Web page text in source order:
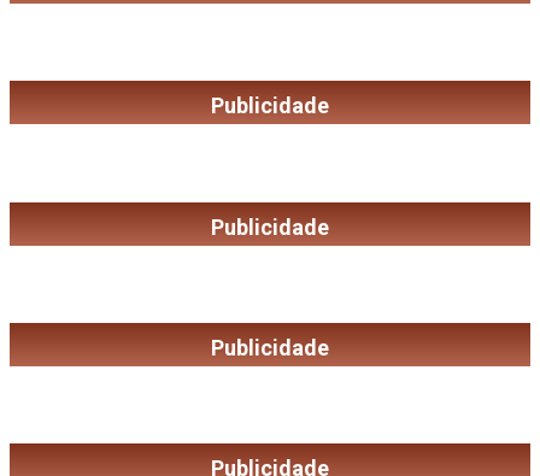
Publicidade
Publicidade
Publicidade
Publicidade